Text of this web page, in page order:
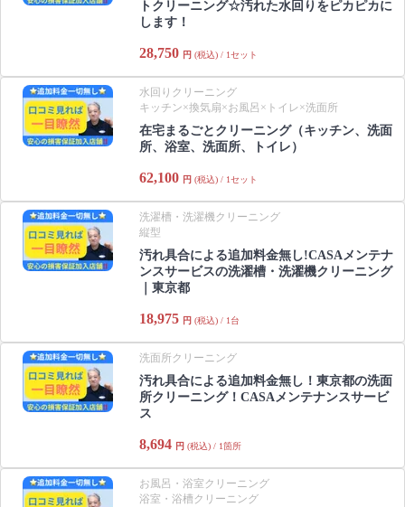
トクリーニング☆汚れた水回りをピカピカに
します！
28,750 円 (税込) / 1セット
水回りクリーニング
キッチン×換気扇×お風呂×トイレ×洗面所
在宅まるごとクリーニング（キッチン、洗面
所、浴室、洗面所、トイレ）
62,100 円 (税込) / 1セット
洗濯槽・洗濯機クリーニング
縦型
汚れ具合による追加料金無し!CASAメンテナ
ンスサービスの洗濯槽・洗濯機クリーニング
｜東京都
18,975 円 (税込) / 1台
洗面所クリーニング
汚れ具合による追加料金無し！東京都の洗面
所クリーニング！CASAメンテナンスサービ
ス
8,694 円 (税込) / 1箇所
お風呂・浴室クリーニング
浴室・浴槽クリーニング